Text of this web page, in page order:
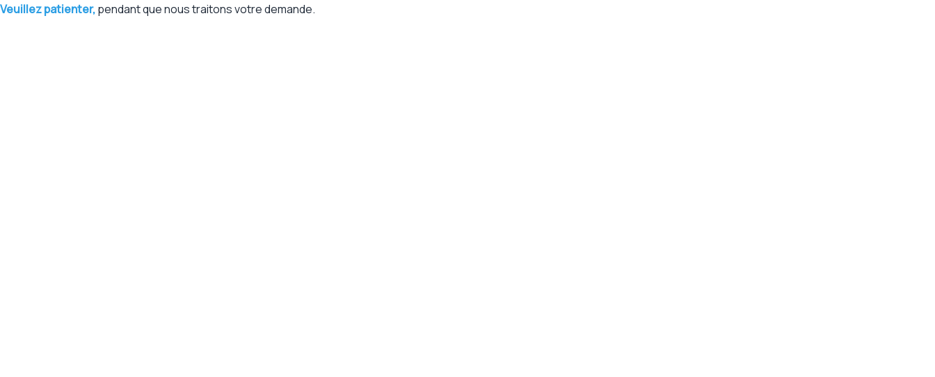
Veuillez patienter,pendant que nous traitons votre demande.